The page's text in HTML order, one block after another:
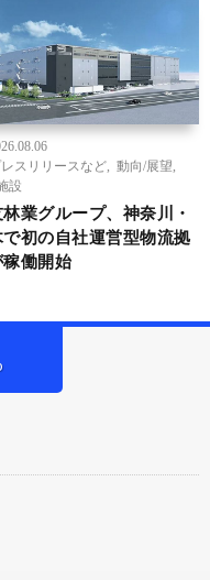
レスリリースなど
動向/展望
設
業グループ、神奈川・
で初の自社運営型物流拠
稼働開始